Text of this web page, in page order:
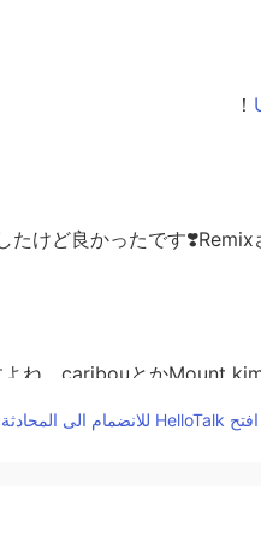
たけど良かったです❣️Remix
ね。caribouとかMount
افتح HelloTalk للانضمام الى المحادثة